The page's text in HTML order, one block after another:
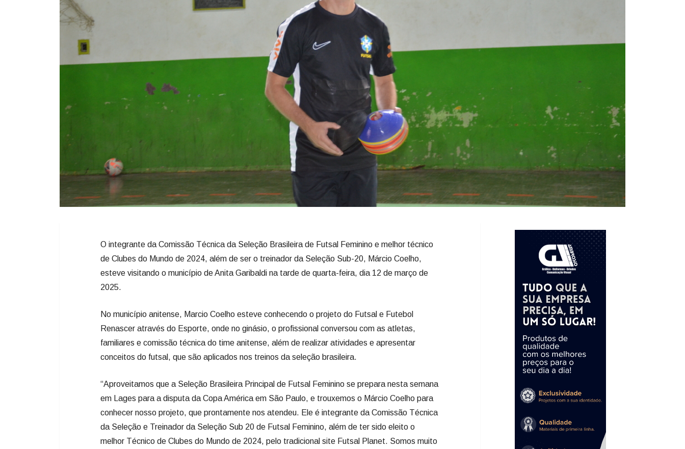
O integrante da Comissão Técnica da Seleção Brasileira de Futsal Feminino e melhor técnico
de Clubes do Mundo de 2024, além de ser o treinador da Seleção Sub-20, Márcio Coelho,
esteve visitando o município de Anita Garibaldi na tarde de quarta-feira, dia 12 de março de
2025.
No município anitense, Marcio Coelho esteve conhecendo o projeto do Futsal e Futebol
Renascer através do Esporte, onde no ginásio, o profissional conversou com as atletas,
familiares e comissão técnica do time anitense, além de realizar atividades e apresentar
conceitos do futsal, que são aplicados nos treinos da seleção brasileira.
“Aproveitamos que a Seleção Brasileira Principal de Futsal Feminino se prepara nesta semana
em Lages para a disputa da Copa América em São Paulo, e trouxemos o Márcio Coelho para
conhecer nosso projeto, que prontamente nos atendeu. Ele é integrante da Comissão Técnica
da Seleção e Treinador da Seleção Sub 20 de Futsal Feminino, além de ter sido eleito o
melhor Técnico de Clubes do Mundo de 2024, pelo tradicional site Futsal Planet. Somos muito